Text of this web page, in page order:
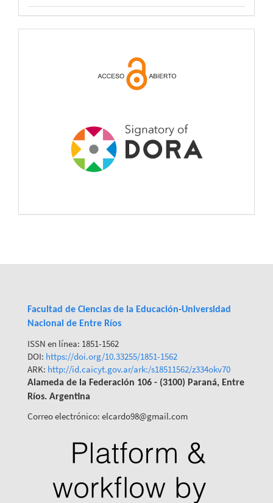
Facultad de Ciencias de la Educación-Universidad
Nacional de Entre Ríos
ISSN en línea: 1851-1562
DOI: https://doi.org/10.33255/1851-1562
ARK: http://id.caicyt.gov.ar/ark:/s18511562/z334okv70
Alameda de la Federación 106 - (3100) Paraná, Entre
Ríos. Argentina
Correo electrónico: elcardo98@gmail.com